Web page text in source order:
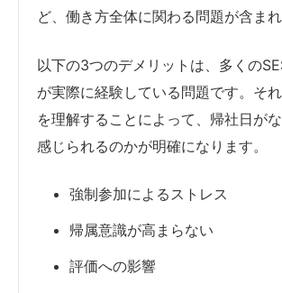
ど、働き方全体に関わる問題が含まれ
以下の3つのデメリットは、多くの
が実際に経験している問題です。そ
を理解することによって、帰社日が
感じられるのかが明確になります。
強制参加によるストレス
帰属意識が高まらない
評価への影響